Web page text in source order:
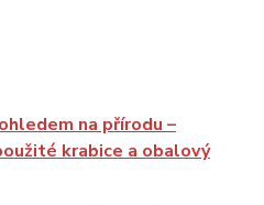
na přírodu –
krabice a obalový